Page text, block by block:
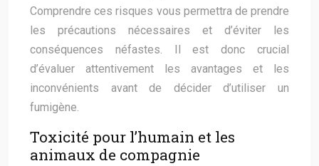
Comprendre ces risques vous permettra de prendre
les précautions nécessaires et d’éviter les
conséquences néfastes. Il est donc crucial
d’évaluer attentivement les avantages et les
inconvénients avant de décider d’utiliser un
fumigène.
Toxicité pour l’humain et les
animaux de compagnie